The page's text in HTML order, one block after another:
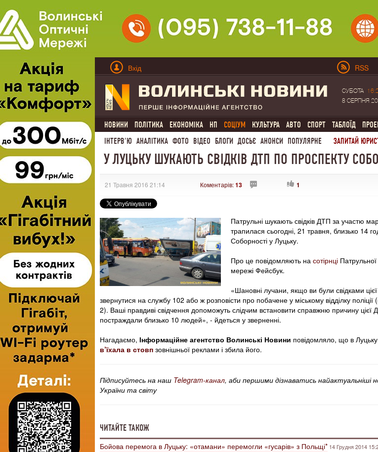
Вхід RSS
СУБОТА
8 СЕРПНЯ
НОВИНИ ПОЛІТИКА ЕКОНОМІКА НП СОЦІУМ КУЛЬТУРА АВТО СПОРТ ТАБЛОЇД
ІНТЕРВ'Ю АНАЛІТИКА ФОТО ВІДЕО БЛОГИ ДОСЬЄ АНОНСИ ПОПУЛЯРНЕ ЗАПИТАЙ
У ЛУЦЬКУ ШУКАЮТЬ СВІДКІВ ДТП ПО ПРОСПЕКТУ
21 Травня 2016 21:14 Коментарів:13 1
Патрульні шукають свідків ДТП за участю
трапилася сьогодні, 21 травня, близько 14
Соборності у Луцьку.
Про це повідомляють на сотірнці Патрульної
мережі Фейсбук.
«Шановні лучани, якщо ви були свідками
звернутися на службу 102 або ж розповісти про побачене у міському відділку
2). Ваші правдиві свідчення допоможуть слідчим встановити справжню причину цієї
постраждали близько 10 людей», - йдеться у зверненні.
Нагадаємо, Інформаційне агентство Волинські Новини повідомляло, що в Луцьку
в’їхала в стовп зовнішньої реклами і збила його.
Підписуйтесь на наш Telegram-канал, аби першими дізнаватись найактуальніші
України та світу
ЧИТАЙТЕ ТАКОЖ
Бойова перемога в Луцьку: «отамани» перемогли «гусарів» з Польщі* 14 Грудня 2014